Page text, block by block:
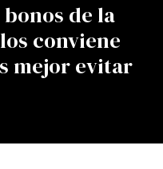
de la
conviene
mejor evitar